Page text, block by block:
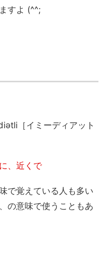
すよ (^^;
［イミーディアット
、近くで
で覚えている人も多い
の意味で使うこともあ